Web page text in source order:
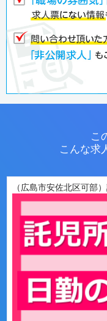
こ
こんな求
（広島市安佐北区可部